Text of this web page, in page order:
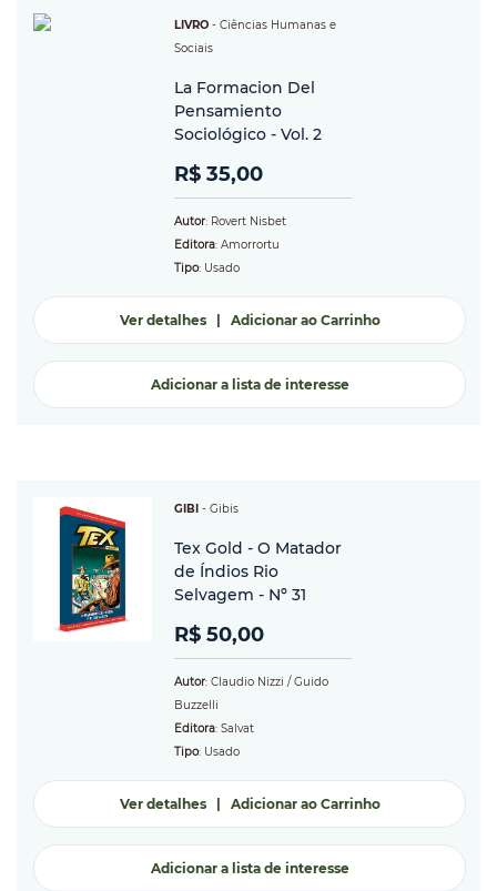
LIVRO - Ciências Humanas e
Sociais
La Formacion Del
Pensamiento
Sociológico - Vol. 2
R$ 35,00
Autor: Rovert Nisbet
Editora: Amorrortu
Tipo: Usado
Ver detalhes| Adicionar ao Carrinho
Adicionar a lista de interesse
GIBI - Gibis
Tex Gold - O Matador
de Índios Rio
Selvagem - Nº 31
R$ 50,00
Autor: Claudio Nizzi / Guido
Buzzelli
Editora: Salvat
Tipo: Usado
Ver detalhes| Adicionar ao Carrinho
Adicionar a lista de interesse